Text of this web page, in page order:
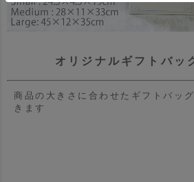
オリジナルギフトバッ
商品の大きさに合わせたギフトバッ
きます